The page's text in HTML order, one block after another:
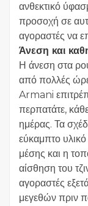
ανθεκτικό
προσοχή σε
αγοραστές να
Άνεση και
Η άνεση στα
από πολλές
Armani
περπατάτε,
ημέρας. Τα
εύκαμπτο
μέσης και η
αίσθηση του
αγοραστές
μεγεθών πριν